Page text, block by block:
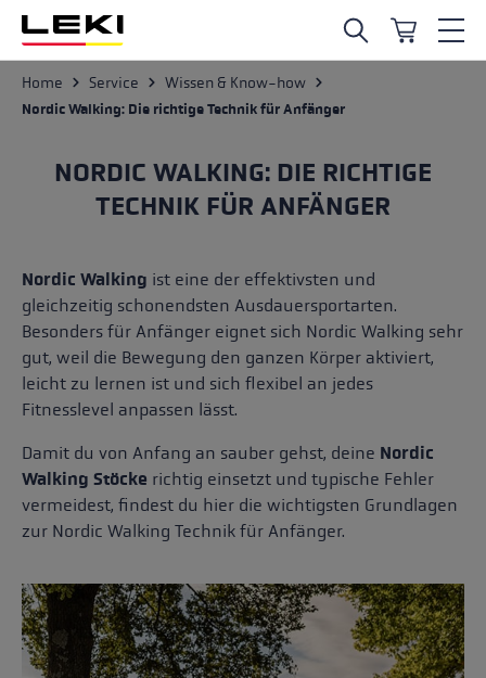
Zum Hauptinhalt springen
Home Service Wissen & Know-how
Nordic Walking: Die richtige Technik für Anfänger
NORDIC WALKING: DIE RICHTIGE
TECHNIK FÜR ANFÄNGER
Nordic Walking ist eine der effektivsten und
gleichzeitig schonendsten Ausdauersportarten.
Besonders für Anfänger eignet sich Nordic Walking sehr
gut, weil die Bewegung den ganzen Körper aktiviert,
leicht zu lernen ist und sich flexibel an jedes
Fitnesslevel anpassen lässt.
Damit du von Anfang an sauber gehst, deine Nordic
Walking Stöcke richtig einsetzt und typische Fehler
vermeidest, findest du hier die wichtigsten Grundlagen
zur Nordic Walking Technik für Anfänger.